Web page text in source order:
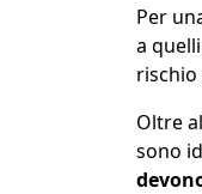
Per
a
Oltre
sono